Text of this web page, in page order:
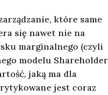
które same
się nawet nie na
marginalnego (czyli
modelu Shareholder
jaką ma dla
jest coraz